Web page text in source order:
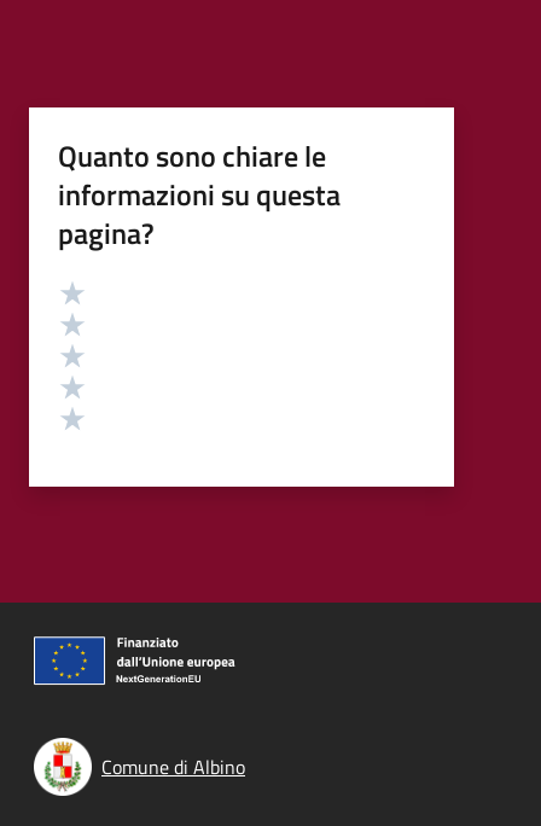
Quanto sono chiare le
informazioni su questa
pagina?
Valutazione
Comune di Albino